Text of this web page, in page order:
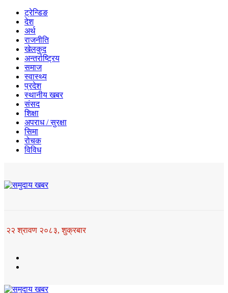
ट्रेन्डिङ
देश
अर्थ
राजनीति
खेलकुद
अन्तर्राष्ट्रिय
समाज
स्वास्थ्य
प्रदेश
स्थानीय खबर
संसद
शिक्षा
अपराध / सुरक्षा
सिमा
रोचक
विविध
२२ श्रावण २०८३, शुक्रबार